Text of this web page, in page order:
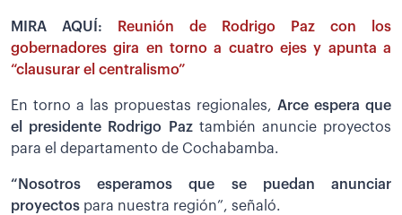
MIRA AQUÍ:
Reunión de Rodrigo Paz con los
gobernadores gira en torno a cuatro ejes y apunta a
“clausurar el centralismo”
En torno a las propuestas regionales, Arce espera que
el presidente Rodrigo Paz también anuncie proyectos
para el departamento de Cochabamba.
“Nosotros esperamos que se puedan anunciar
proyectos para nuestra región”, señaló.